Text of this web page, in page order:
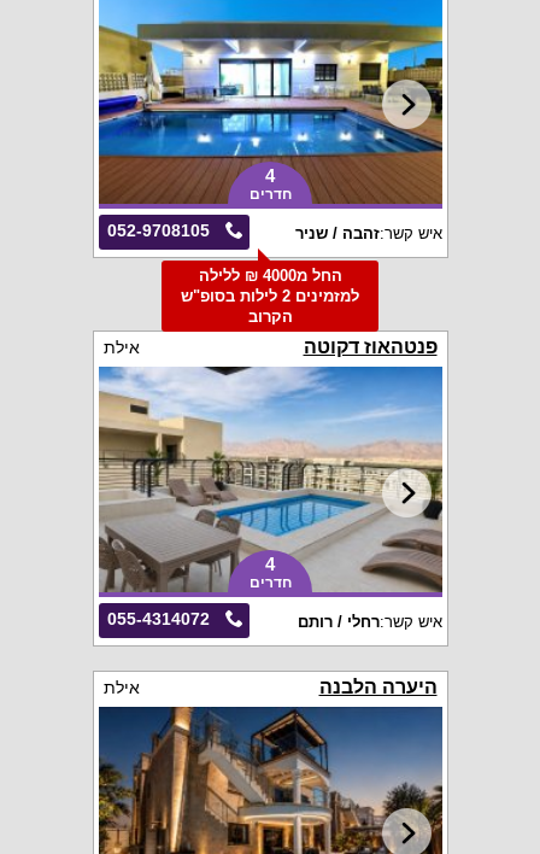
4
חדרים
052-9708105 איש קשר:זהבה / שניר
החל מ4000 ₪ ללילה
למזמינים 2 לילות בסופ"ש
הקרוב
פנטהאוז דקוטה אילת
4
חדרים
055-4314072 איש קשר:רחלי / רותם
היערה הלבנה אילת